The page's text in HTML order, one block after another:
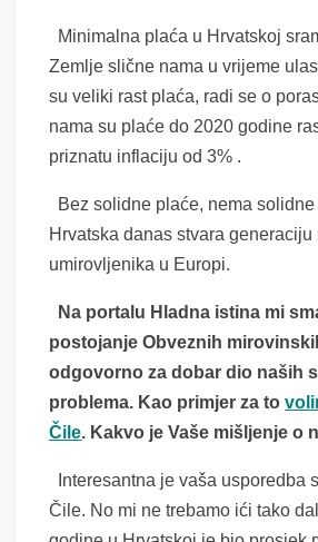
Minimalna plaća u Hrvatskoj
Zemlje slične nama u vrijeme
su veliki rast plaća, radi se o
nama su plaće do 2020 godine
priznatu inflaciju od 3% .
Bez solidne plaće, nema
Hrvatska danas stvara
umirovljenika u Europi.
Na portalu Hladna istina mi
postojanje Obveznih
odgovorno za dobar dio naših
problema. Kao primjer za to
Čile. Kakvo je Vaše mišljenje o
Interesantna je vaša usporedba
Čile. No mi ne trebamo ići tako